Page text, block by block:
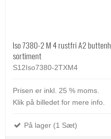
Iso 7380-2 M 4 rustfri A2
sortiment
S12Iso7380-2TXM4
Prisen er inkl. 25 % moms.
Klik på billedet for mere info.
På lager (1 Sæt)